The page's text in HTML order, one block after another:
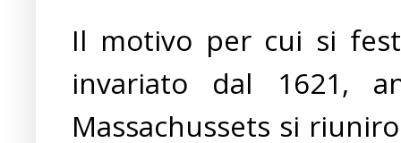
Il motivo per cui si
invariato dal 1621,
Massachussets si